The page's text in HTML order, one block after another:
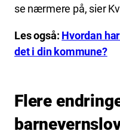
se nærmere på, sier
Les også: Hvordan
det i din kommune?
Flere